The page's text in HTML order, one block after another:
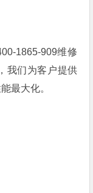
1865-909维修
我们为客户提供
最大化。